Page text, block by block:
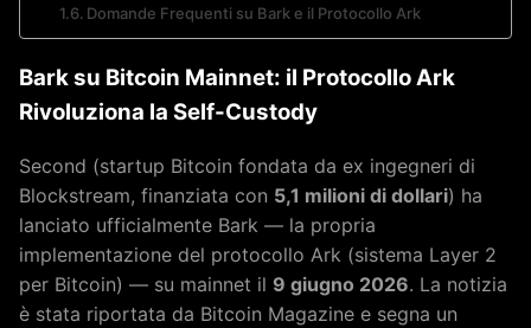
Domande Frequenti su Bark e il Protocollo Ark
Bark su Bitcoin Mainnet: il Protocollo Ark
Rivoluziona la Self-Custody
Second (startup Bitcoin fondata da ex ingegneri di
Blockstream, finanziata con 5,1 milioni di dollari) ha
lanciato ufficialmente Bark — la propria
implementazione del protocollo Ark (sistema Layer 2
per Bitcoin) — su mainnet il 9 giugno 2026. La notizia
è stata riportata da Bitcoin Magazine e segna un